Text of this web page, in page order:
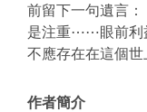
前留下一句遺言
是注重⋯⋯眼前利
不應存在在這個
作者簡介